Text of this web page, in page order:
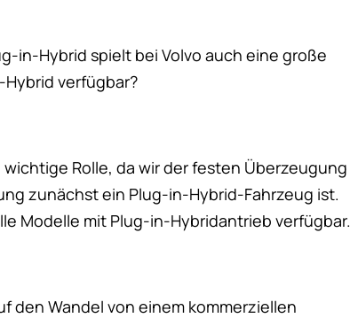
in-Hybrid spielt bei Volvo auch eine große
verfügbar?
Rolle, da wir der festen Überzeugung
zunächst ein Plug-in-Hybrid-Fahrzeug ist.
Modelle mit Plug-in-Hybridantrieb verfügbar.
den Wandel von einem kommerziellen